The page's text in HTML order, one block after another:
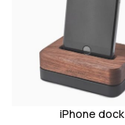
iPhone dock